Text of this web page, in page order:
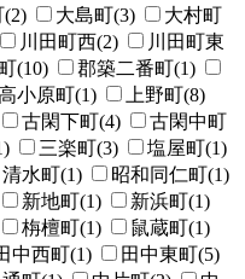
大島町(3)
大村町
川田町西(2)
川田町東
(10)
郡築二番町(1)
小原町(1)
上野町(8)
古閑下町(4)
古閑中町
三楽町(3)
塩屋町(1)
清水町(1)
昭和同仁町(1)
新地町(1)
新浜町(1)
栴檀町(1)
鼠蔵町(1)
中西町(1)
田中東町(5)